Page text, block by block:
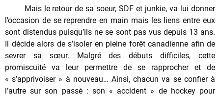
Mais le retour de sa soeur, SDF et junkie, va lui donner
l’occasion de se reprendre en main mais les liens entre eux
sont distendus puisqu’ils ne se sont pas vus depuis 13 ans.
Il décide alors de s’isoler en pleine forêt canadienne afin de
sevrer sa sœur. Malgré des débuts difficiles, cette
promiscuité va leur permettre de se rapprocher et de
« s’apprivoiser » à nouveau… Ainsi, chacun va se confier à
l’autre sur son passé : son « accident » de hockey pour